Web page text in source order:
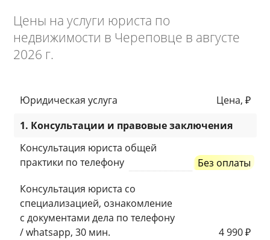
Цены на услуги юриста по
недвижимости в Череповце в августе
2026 г.
Юридическая услуга
Цена, ₽
1. Консультации и правовые заключения
Консультация юриста общей
практики по телефону
Без оплаты
Консультация юриста со
специализацией, ознакомление
с документами дела по телефону
/ whatsapp, 30 мин.
4 990 ₽